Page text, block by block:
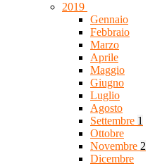
2019
Gennaio
Febbraio
Marzo
Aprile
Maggio
Giugno
Luglio
Agosto
Settembre 1
Ottobre
Novembre 2
Dicembre